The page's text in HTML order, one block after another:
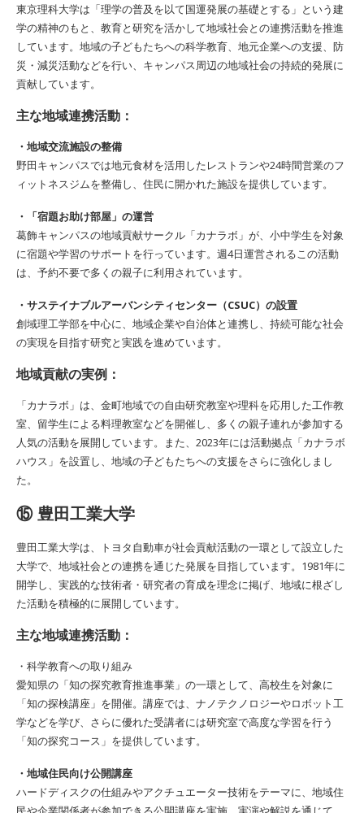
東京理科大学は「理学の普及を以て国運発展の基礎とする」という建
学の精神のもと、教育と研究を活かして地域社会との連携活動を推進
しています。地域の子どもたちへの科学教育、地元企業への支援、防
災・減災活動などを行い、キャンパス周辺の地域社会の持続的発展に
貢献しています。
主な地域連携活動：
・地域交流施設の整備
野田キャンパスでは地元食材を活用したレストランや24時間営業のフ
ィットネスジムを整備し、住民に開かれた施設を提供しています。
・「宿題お助け部屋」の運営
葛飾キャンパスの地域貢献サークル「カナラボ」が、小中学生を対象
に宿題や学習のサポートを行っています。週4日運営されるこの活動
は、予約不要で多くの親子に利用されています。
・サステイナブルアーバンシティセンター（CSUC）の設置
創域理工学部を中心に、地域企業や自治体と連携し、持続可能な社会
の実現を目指す研究と実践を進めています。
地域貢献の実例：
「カナラボ」は、金町地域での自由研究教室や理科を応用した工作教
室、留学生による料理教室などを開催し、多くの親子連れが参加する
人気の活動を展開しています。また、2023年には活動拠点「カナラボ
ハウス」を設置し、地域の子どもたちへの支援をさらに強化しまし
た。
⑮ 豊田工業大学
豊田工業大学は、トヨタ自動車が社会貢献活動の一環として設立した
大学で、地域社会との連携を通じた発展を目指しています。1981年に
開学し、実践的な技術者・研究者の育成を理念に掲げ、地域に根ざし
た活動を積極的に展開しています。
主な地域連携活動：
・科学教育への取り組み
愛知県の「知の探究教育推進事業」の一環として、高校生を対象に
「知の探検講座」を開催。講座では、ナノテクノロジーやロボット工
学などを学び、さらに優れた受講者には研究室で高度な学習を行う
「知の探究コース」を提供しています。
・地域住民向け公開講座
ハードディスクの仕組みやアクチュエーター技術をテーマに、地域住